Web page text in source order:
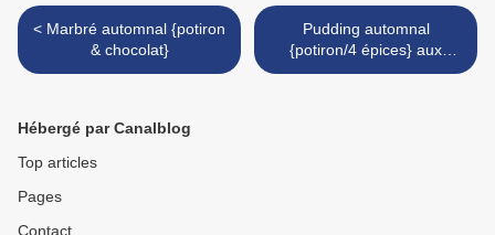
< Marbré automnal {potiron
& chocolat}
Pudding automnal
{potiron/4 épices} aux
graines de chia >
Hébergé par Canalblog
Top articles
Pages
Contact